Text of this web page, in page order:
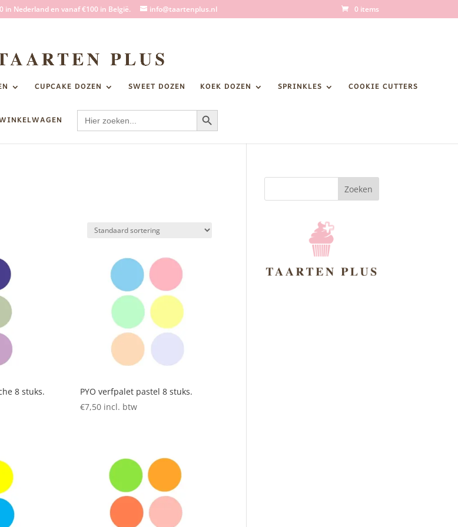
in Nederland en vanaf €100 in België. info@taartenplus.nl 0 items
CUPCAKE DOZEN SWEET DOZEN KOEK DOZEN SPRINKLES COOKIE CUTTERS
Zoek
naar:
Zoekknop
8 stuks.
PYO verfpalet pastel 8 stuks.
€7,50 incl. btw
Zoeken